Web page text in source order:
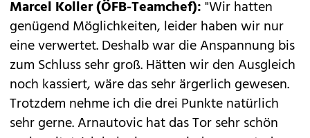
Marcel Koller (ÖFB-Teamchef):"Wir hatten
genügend Möglichkeiten, leider haben wir nur
eine verwertet. Deshalb war die Anspannung bis
zum Schluss sehr groß. Hätten wir den Ausgleich
noch kassiert, wäre das sehr ärgerlich gewesen.
Trotzdem nehme ich die drei Punkte natürlich
sehr gerne. Arnautovic hat das Tor sehr schön